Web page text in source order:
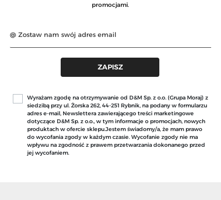
promocjami.
Wyrażam zgodę na otrzymywanie od D&M Sp. z o.o. (Grupa Moraj) z
siedzibą przy ul. Żorska 262, 44-251 Rybnik, na podany w formularzu
adres e-mail, Newslettera zawierającego treści marketingowe
dotyczące D&M Sp. z o.o., w tym informacje o promocjach, nowych
produktach w ofercie sklepu.Jestem świadomy/a, że mam prawo
do wycofania zgody w każdym czasie. Wycofanie zgody nie ma
wpływu na zgodność z prawem przetwarzania dokonanego przed
jej wycofaniem.